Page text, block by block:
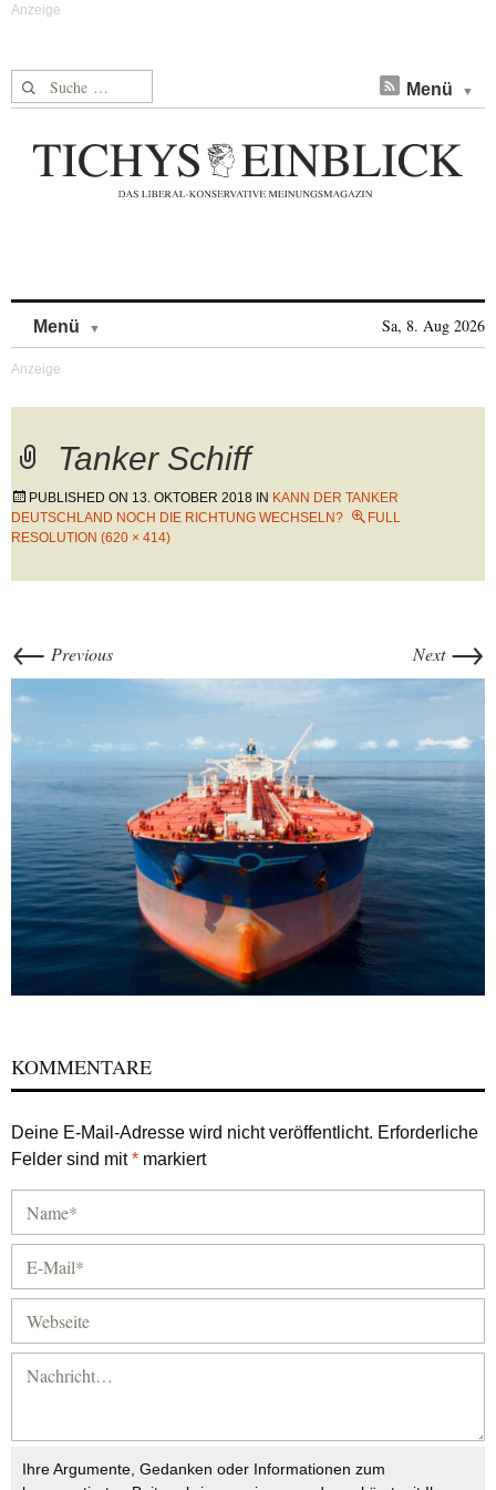
Suche nach: Menü
Menü Sa, 8. Aug 2026
Tanker Schiff
PUBLISHED ON 13. OKTOBER 2018 IN KANN DER TANKER
DEUTSCHLAND NOCH DIE RICHTUNG WECHSELN?
FULL
RESOLUTION (620 × 414)
← Previous Next →
KOMMENTARE
Deine E-Mail-Adresse wird nicht veröffentlicht. Erforderliche
Felder sind mit* markiert
Ihre Argumente, Gedanken oder Informationen zum